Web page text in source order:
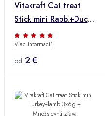
Vitakraft Cat treat
Stick mini Rabb.+Duck.
3x6g + Množstevná
zľava
Viac informácií
od 2 €